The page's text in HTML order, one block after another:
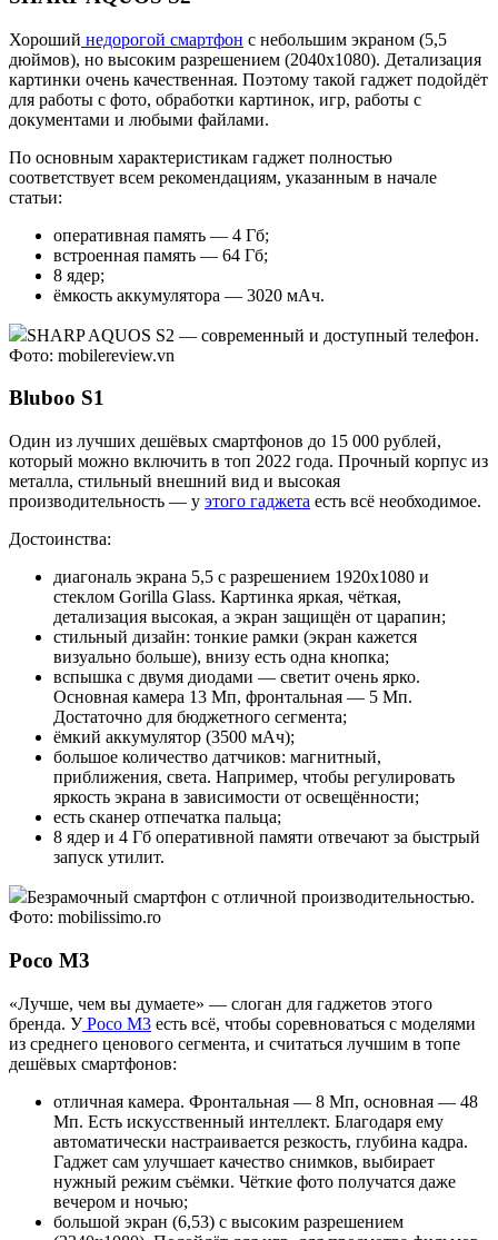
Хороший недорогой смартфон с небольшим экраном (5,5
дюймов), но высоким разрешением (2040х1080). Детализация
картинки очень качественная. Поэтому такой гаджет подойдёт
для работы с фото, обработки картинок, игр, работы с
документами и любыми файлами.
По основным характеристикам гаджет полностью
соответствует всем рекомендациям, указанным в начале
статьи:
оперативная память — 4 Гб;
встроенная память — 64 Гб;
8 ядер;
ёмкость аккумулятора — 3020 мАч.
SHARP AQUOS S2 — современный и доступный телефон.
Фото: mobilereview.vn
Bluboo S1
Один из лучших дешёвых смартфонов до 15 000 рублей,
который можно включить в топ 2022 года. Прочный корпус из
металла, стильный внешний вид и высокая
производительность — у этого гаджета есть всё необходимое.
Достоинства:
диагональ экрана 5,5 с разрешением 1920x1080 и
стеклом Gorilla Glass. Картинка яркая, чёткая,
детализация высокая, а экран защищён от царапин;
стильный дизайн: тонкие рамки (экран кажется
визуально больше), внизу есть одна кнопка;
вспышка с двумя диодами — светит очень ярко.
Основная камера 13 Мп, фронтальная — 5 Мп.
Достаточно для бюджетного сегмента;
ёмкий аккумулятор (3500 мАч);
большое количество датчиков: магнитный,
приближения, света. Например, чтобы регулировать
яркость экрана в зависимости от освещённости;
есть сканер отпечатка пальца;
8 ядер и 4 Гб оперативной памяти отвечают за быстрый
запуск утилит.
Безрамочный смартфон с отличной производительностью.
Фото: mobilissimo.ro
Poco M3
«Лучше, чем вы думаете» — слоган для гаджетов этого
бренда. УPoco M3 есть всё, чтобы соревноваться с моделями
из среднего ценового сегмента, и считаться лучшим в топе
дешёвых смартфонов:
отличная камера. Фронтальная — 8 Мп, основная — 48
Мп. Есть искусственный интеллект. Благодаря ему
автоматически настраивается резкость, глубина кадра.
Гаджет сам улучшает качество снимков, выбирает
нужный режим съёмки. Чёткие фото получатся даже
вечером и ночью;
большой экран (6,53) с высоким разрешением